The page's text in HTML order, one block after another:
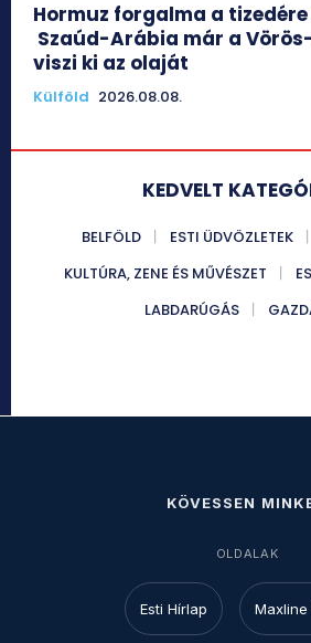
Hormuz forgalma a
Szaúd-Arábia már a
viszi ki az olaját
Külföld 2026.08.08.
KEDVELT
BELFÖLD ESTI ÜDVÖZLETEK
KULTÚRA, ZENE ÉS MŰVÉSZET
LABDARÚGÁS
KÖVESSEN
OLDALAK
Esti Hírlap Maxline